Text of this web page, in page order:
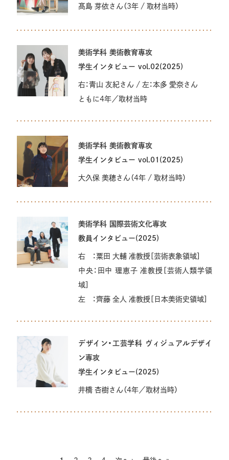
造形学科 美術コース
美術研究科 博士前期課程・後期課程
髙島 芽依さん（3年 / 取材当時）
美術学科 美術教育専攻
学生インタビュー vol.02(2025)
右：青山 友紀さん / 左：本多 愛奈さん
ともに4年／取材当時
美術学科 美術教育専攻
学生インタビュー vol.01(2025)
大久保 美穂さん（4年 / 取材当時）
美術学科 国際芸術文化専攻
教員インタビュー(2025)
右 ：粟田 大輔 准教授［芸術表象領域］
中央：田中 理恵子 准教授［芸術人類学領
域］
左 ：齊藤 全人 准教授［日本美術史領域］
デザイン・工芸学科 ヴィジュアルデザイ
ン専攻
学生インタビュー(2025)
井橋 杏樹さん（4年／取材当時）